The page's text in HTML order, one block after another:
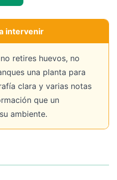
intervenir
retires huevos, no
una planta para
clara y varias notas
que un
ambiente.